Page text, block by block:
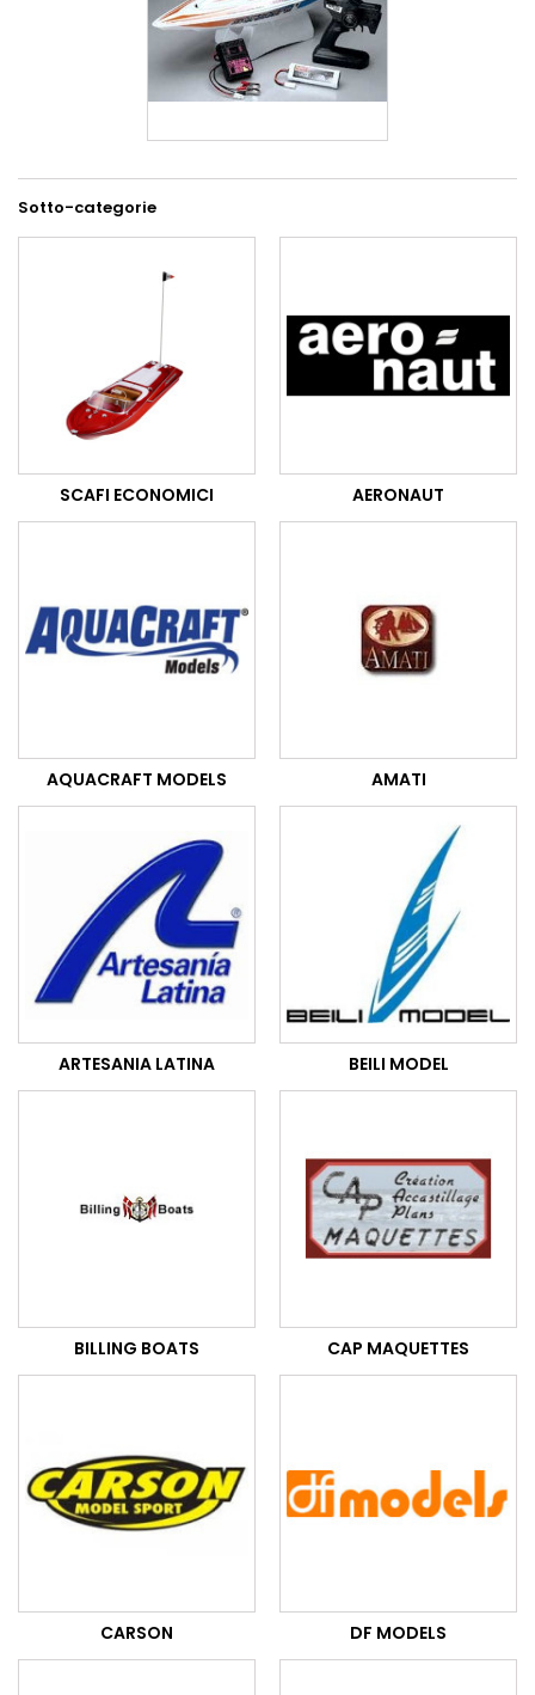
Sotto-categorie
SCAFI ECONOMICI AERONAUT
AQUACRAFT MODELS AMATI
ARTESANIA LATINA BEILI MODEL
BILLING BOATS CAP MAQUETTES
CARSON DF MODELS